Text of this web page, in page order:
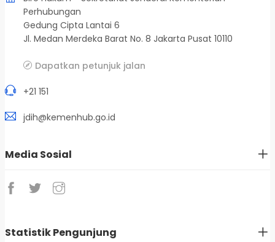
Perhubungan
Gedung Cipta Lantai 6
Jl. Medan Merdeka Barat No. 8 Jakarta Pusat 10110
Dapatkan petunjuk jalan
+21 151
jdih@kemenhub.go.id
Media Sosial
Statistik Pengunjung